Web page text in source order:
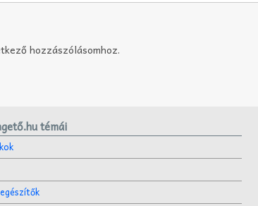
hozzászólásomhoz.
témái